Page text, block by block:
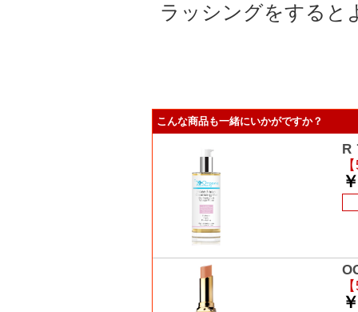
ラッシングをすると
こんな商品も一緒にいかがですか？
R